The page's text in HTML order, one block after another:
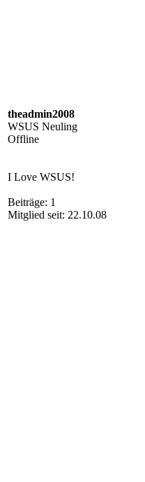
theadmin2008
WSUS Neuling
Offline
I Love WSUS!
Beiträge: 1
Mitglied seit: 22.10.08